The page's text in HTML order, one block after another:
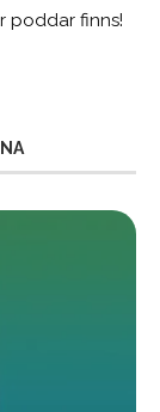
poddar finns!